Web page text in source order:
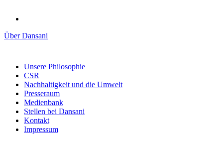
Über Dansani
Unsere Philosophie
CSR
Nachhaltigkeit und die Umwelt
Presseraum
Medienbank
Stellen bei Dansani
Kontakt
Impressum